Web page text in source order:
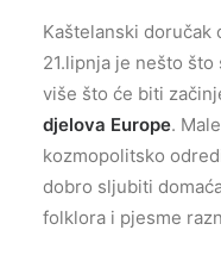
Kaštelanski
21.lipnja je nešto
više što će biti
djelova Europe.
kozmopolitsko
dobro sljubiti
folklora i pjesme